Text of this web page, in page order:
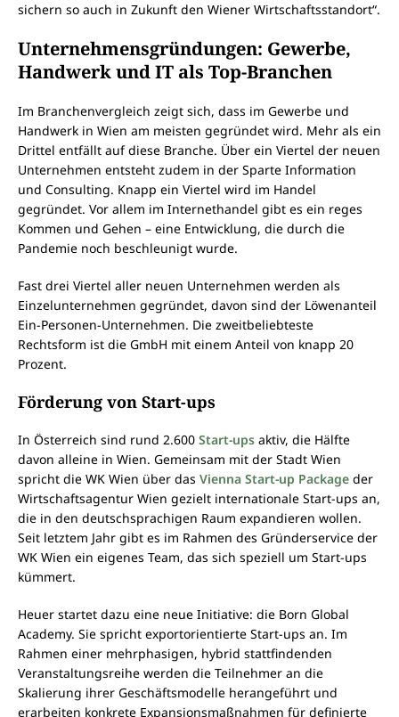
sichern so auch in Zukunft den Wiener Wirtschaftsstandort“.
Unternehmensgründungen: Gewerbe,
Handwerk und IT als Top-Branchen
Im Branchenvergleich zeigt sich, dass im Gewerbe und
Handwerk in Wien am meisten gegründet wird. Mehr als ein
Drittel entfällt auf diese Branche. Über ein Viertel der neuen
Unternehmen entsteht zudem in der Sparte Information
und Consulting. Knapp ein Viertel wird im Handel
gegründet. Vor allem im Internethandel gibt es ein reges
Kommen und Gehen – eine Entwicklung, die durch die
Pandemie noch beschleunigt wurde.
Fast drei Viertel aller neuen Unternehmen werden als
Einzelunternehmen gegründet, davon sind der Löwenanteil
Ein-Personen-Unternehmen. Die zweitbeliebteste
Rechtsform ist die GmbH mit einem Anteil von knapp 20
Prozent.
Förderung von Start-ups
In Österreich sind rund 2.600 Start-ups aktiv, die Hälfte
davon alleine in Wien. Gemeinsam mit der Stadt Wien
spricht die WK Wien über das Vienna Start-up Package der
Wirtschaftsagentur Wien gezielt internationale Start-ups an,
die in den deutschsprachigen Raum expandieren wollen.
Seit letztem Jahr gibt es im Rahmen des Gründerservice der
WK Wien ein eigenes Team, das sich speziell um Start-ups
kümmert.
Heuer startet dazu eine neue Initiative: die Born Global
Academy. Sie spricht exportorientierte Start-ups an. Im
Rahmen einer mehrphasigen, hybrid stattfindenden
Veranstaltungsreihe werden die Teilnehmer an die
Skalierung ihrer Geschäftsmodelle herangeführt und
erarbeiten konkrete Expansionsmaßnahmen für definierte